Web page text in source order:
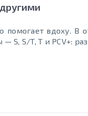
помогает вдоху.
S, S/T, T и PCV+: